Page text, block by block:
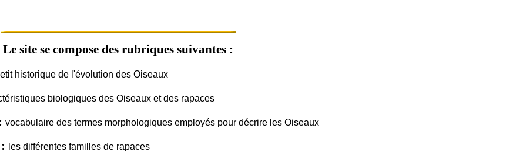
Le site se compose des rubriques suivantes :
historique de l'évolution des Oiseaux
biologiques des Oiseaux et des rapaces
vocabulaire des termes morphologiques employés pour décrire les Oiseaux
les différentes familles de rapaces